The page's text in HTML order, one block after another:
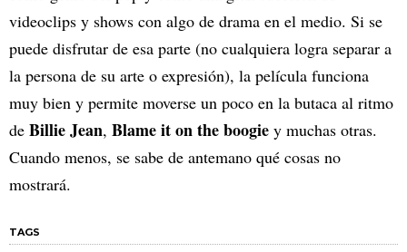
videoclips y shows con algo de drama en el medio. Si se
puede disfrutar de esa parte (no cualquiera logra separar a
la persona de su arte o expresión), la película funciona
muy bien y permite moverse un poco en la butaca al ritmo
de Billie Jean, Blame it on the boogie y muchas otras.
Cuando menos, se sabe de antemano qué cosas no
mostrará.
TAGS